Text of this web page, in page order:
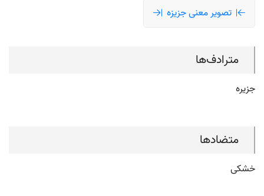
تصویر معنی جزیزه
مترادف‌ها
جزیره
متضادها
خشکی